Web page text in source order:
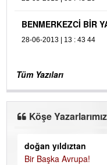
BENMERKEZCİ BİR
28-06-2013 | 13 : 43 44
Tüm Yazıları
Köşe Yazarlarımız
doğan yıldıztan
Bir Başka Avrupa!